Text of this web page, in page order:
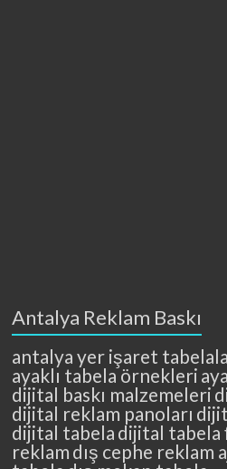
Antalya Reklam Baskı
antalya yer işaret
ayaklı tabela örnekleri
dijital baskı malzemeleri
dijital reklam panoları
dijital tabela dijital tabela
reklam dış cephe reklam